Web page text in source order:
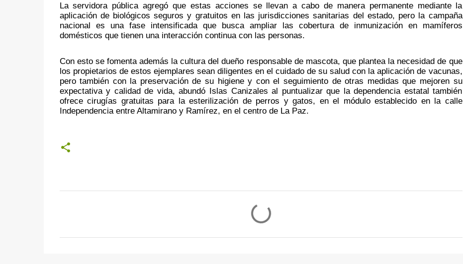
La servidora pública agregó que estas acciones se llevan a cabo de manera permanente mediante la
aplicación de biológicos seguros y gratuitos en las jurisdicciones sanitarias del estado, pero la campaña
nacional es una fase intensificada que busca ampliar las cobertura de inmunización en mamíferos
domésticos que tienen una interacción continua con las personas.
Con esto se fomenta además la cultura del dueño responsable de mascota, que plantea la necesidad de que
los propietarios de estos ejemplares sean diligentes en el cuidado de su salud con la aplicación de vacunas,
pero también con la preservación de su higiene y con el seguimiento de otras medidas que mejoren su
expectativa y calidad de vida, abundó Islas Canizales al puntualizar que la dependencia estatal también
ofrece cirugías gratuitas para la esterilización de perros y gatos, en el módulo establecido en la calle
Independencia entre Altamirano y Ramírez, en el centro de La Paz.